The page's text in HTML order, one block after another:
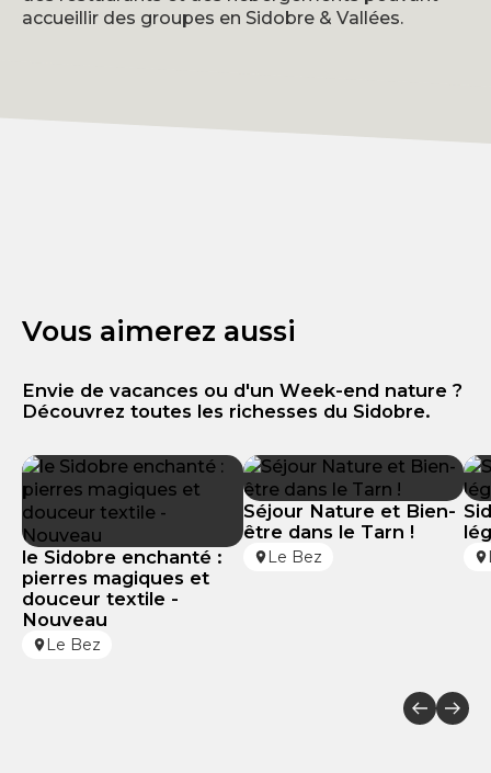
accueillir des groupes en Sidobre & Vallées.
Vous aimerez aussi
Envie de vacances ou d'un Week-end nature ?
Découvrez toutes les richesses du Sidobre.
le Sidobre enchanté :
pierres magiques et
douceur textile -
Nouveau
Le Bez
Séjour Nature et Bien-
être dans le Tarn !
Le Bez